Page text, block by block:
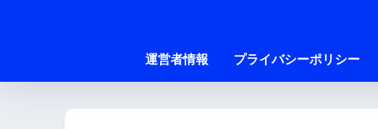
運営者情報 プライバシーポリシー